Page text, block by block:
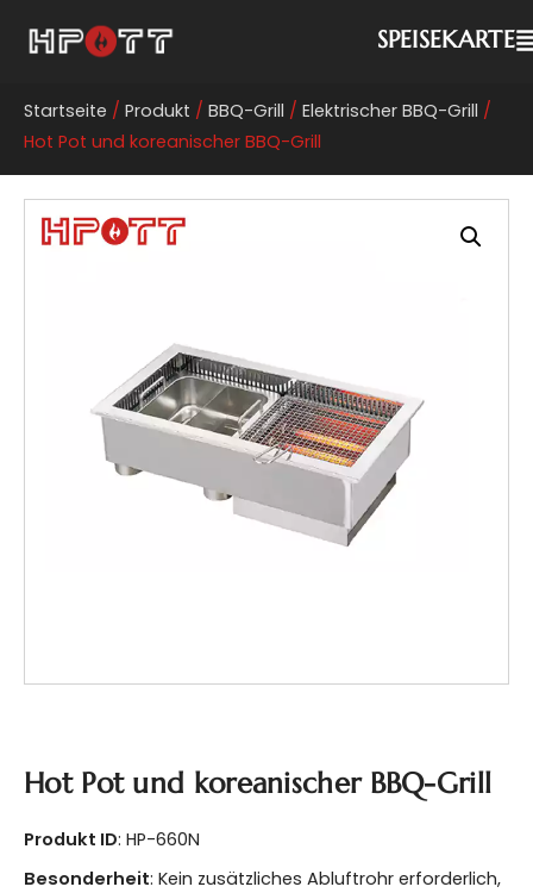
SPEISEKARTE
Startseite / Produkt / BBQ-Grill / Elektrischer BBQ-Grill /
Hot Pot und koreanischer BBQ-Grill
Hot Pot und koreanischer BBQ-Grill
Produkt ID: HP-660N
Besonderheit: Kein zusätzliches Abluftrohr erforderlich,